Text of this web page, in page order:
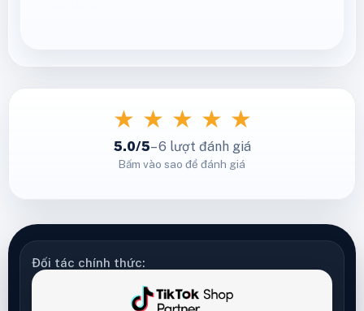
★ ★ ★ ★ ★
5.0/5– 6 lượt đánh giá
Bấm vào sao để đánh giá
Đối tác chính thức: